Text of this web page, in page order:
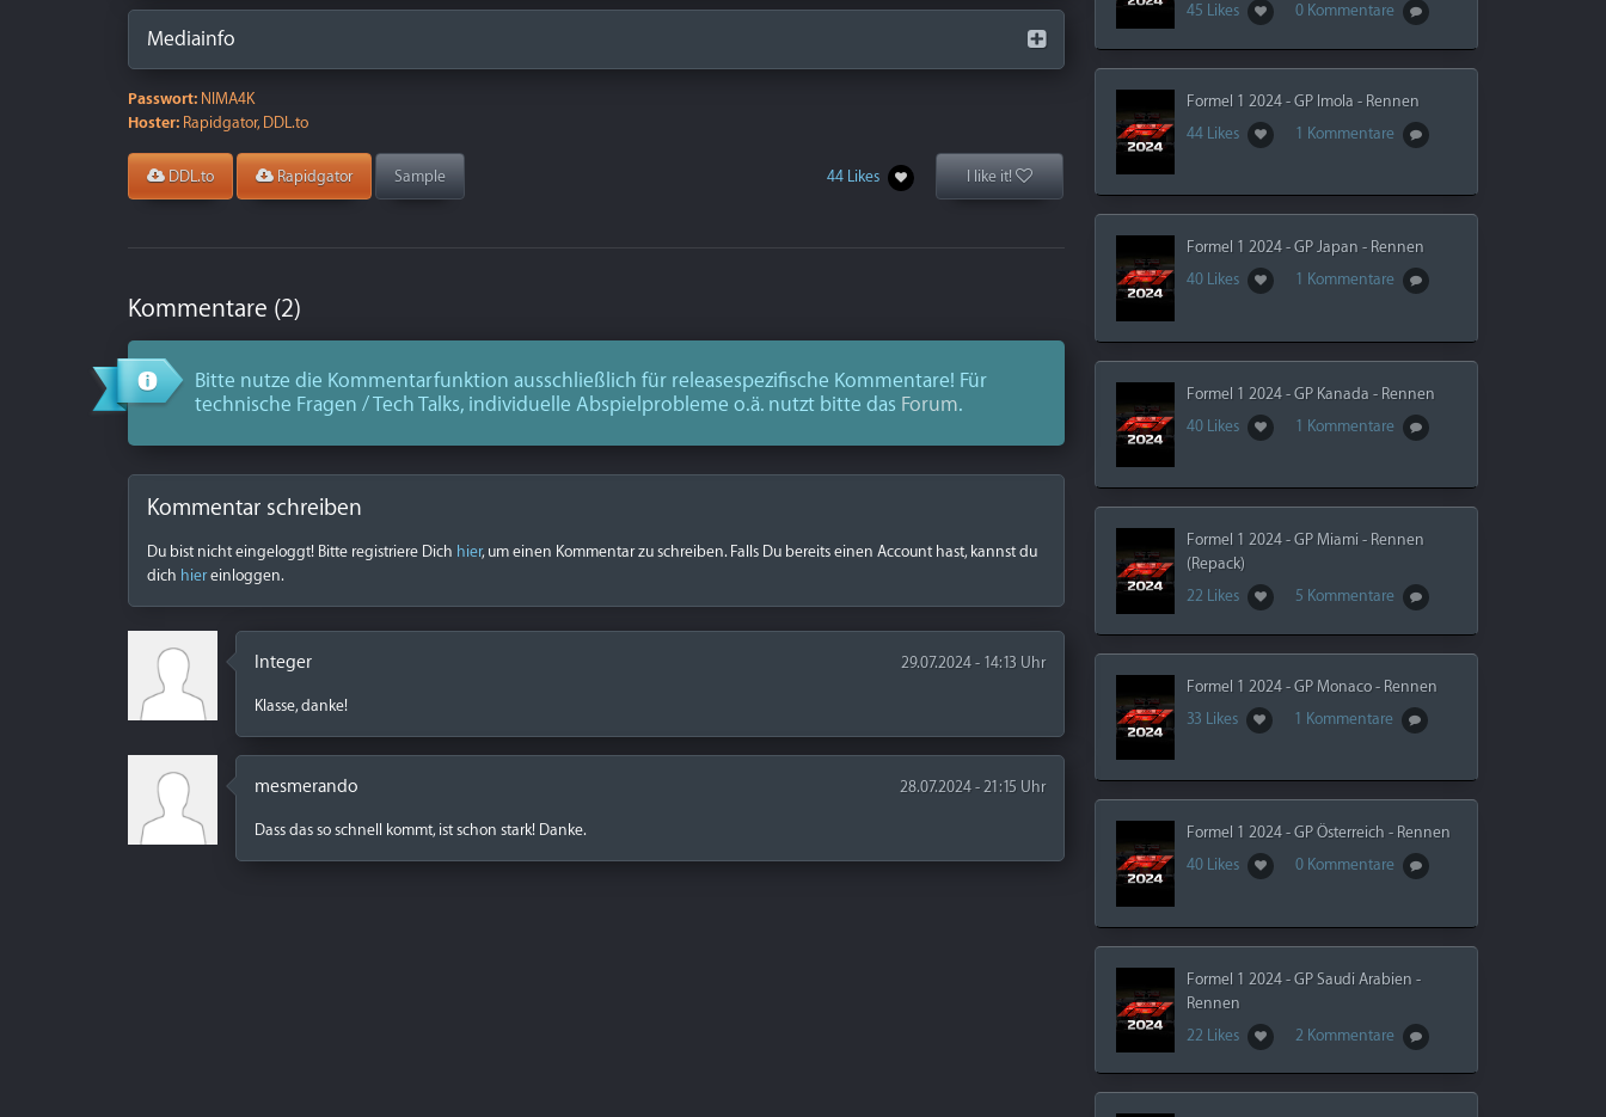
Mediainfo
Passwort: NIMA4K
Hoster: Rapidgator, DDL.to
DDL.to Rapidgator Sample 44 Likes I like it!
Kommentare (2)
Bitte nutze die Kommentarfunktion ausschließlich für releasespezifische Kommentare! Für
technische Fragen / Tech Talks, individuelle Abspielprobleme o.ä. nutzt bitte das Forum.
Kommentar schreiben
Du bist nicht eingeloggt! Bitte registriere Dich hier, um einen Kommentar zu schreiben. Falls Du bereits einen Account hast, kannst du
dich hiereinloggen.
Integer 29.07.2024 - 14:13 Uhr
Klasse, danke!
mesmerando 28.07.2024 - 21:15 Uhr
Dass das so schnell kommt, ist schon stark! Danke.
45 Likes
0 Kommentare
Formel 1 2024 - GP Imola - Rennen
44 Likes
1 Kommentare
Formel 1 2024 - GP Japan - Rennen
40 Likes
1 Kommentare
Formel 1 2024 - GP Kanada - Rennen
40 Likes
1 Kommentare
Formel 1 2024 - GP Miami - Rennen
(Repack)
22 Likes
5 Kommentare
Formel 1 2024 - GP Monaco - Rennen
33 Likes
1 Kommentare
Formel 1 2024 - GP Österreich - Rennen
40 Likes
0 Kommentare
Formel 1 2024 - GP Saudi Arabien -
Rennen
22 Likes
2 Kommentare